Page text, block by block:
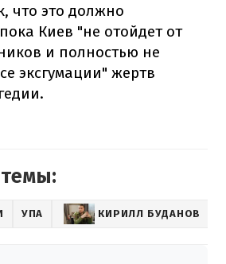
что это должно
Киев "не отойдет от
и полностью не
эксгумации" жертв
УПА КИРИЛЛ БУДАНОВ